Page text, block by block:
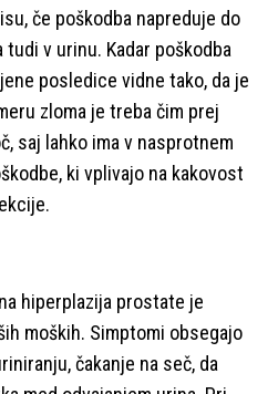
če poškodba napreduje do
v urinu. Kadar poškodba
posledice vidne tako, da je
zloma je treba čim prej
saj lahko ima v nasprotnem
ki vplivajo na kakovost
hiperplazija prostate je
moških. Simptomi obsegajo
čakanje na seč, da